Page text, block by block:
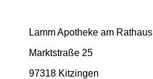
Lamm Apotheke am Rathaus
Marktstraße 25
97318 Kitzingen